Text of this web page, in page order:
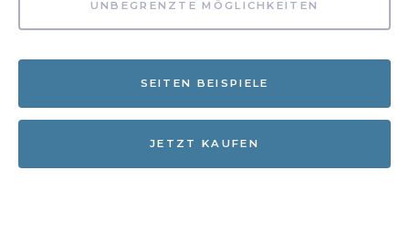
UNBEGRENZTE MÖGLICHKEITEN
SEITEN BEISPIELE
JETZT KAUFEN